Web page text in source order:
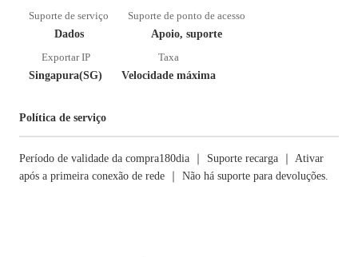
Suporte de serviço
Dados
Suporte de ponto de acesso
Apoio, suporte
Exportar IP
Singapura(SG)
Taxa
Velocidade máxima
Política de serviço
Período de validade da compra180dia ｜ Suporte recarga ｜ Ativar
após a primeira conexão de rede ｜ Não há suporte para devoluções.